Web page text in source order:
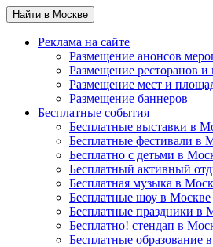
Найти в Москве
Реклама на сайте
Размещение анонсов
Размещение ресторанов и
Размещение мест и
Размещение баннеров
Бесплатные события
Бесплатные выставки в
Бесплатные фестивали в
Бесплатно с детьми в
Бесплатный активный
Бесплатная музыка в
Бесплатные шоу в Москве
Бесплатные праздники в
Бесплатно! стендап в
Бесплатные образование